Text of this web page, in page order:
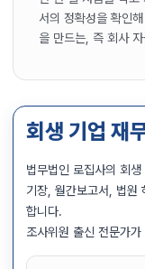
서의 정확성을 확인
을 만드는, 즉 회사
회생 기업 재
법무법인 로집사의 회
기장, 월간보고서, 법원
합니다.
조사위원 출신 전문가